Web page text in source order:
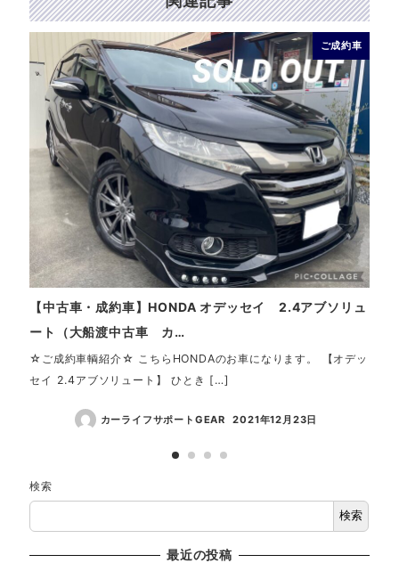
ご成約車
【中古車・成約車】HONDA オデッセイ 2.4アブソリュ
ート（大船渡中古車 カ…
☆ご成約車輌紹介☆ こちらHONDAのお車になります。 【オデッ
セイ 2.4アブソリュート】 ひとき […]
カーライフサポートGEAR 2021年12月23日
検索
検索
最近の投稿